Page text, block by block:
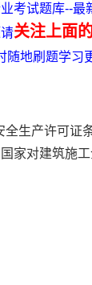
考试题库--最
关注上面
随地刷题学习
全生产许可证
家对建筑施工